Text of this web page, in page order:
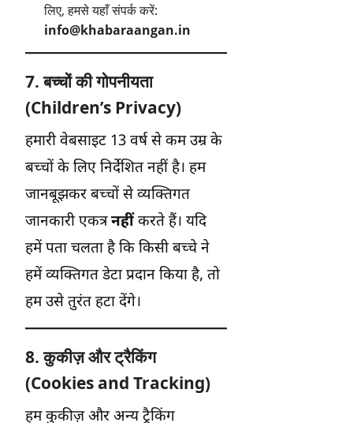
लिए, हमसे यहाँ संपर्क करें:
info@khabaraangan.in
7. बच्चों की गोपनीयता
(Children’s Privacy)
हमारी वेबसाइट 13 वर्ष से कम उम्र के
बच्चों के लिए निर्देशित नहीं है। हम
जानबूझकर बच्चों से व्यक्तिगत
जानकारी एकत्रनहीं करते हैं। यदि
हमें पता चलता है कि किसी बच्चे ने
हमें व्यक्तिगत डेटा प्रदान किया है, तो
हम उसे तुरंत हटा देंगे।
8. कुकीज़ और ट्रैकिंग
(Cookies and Tracking)
हम कुकीज़ और अन्य ट्रैकिंग